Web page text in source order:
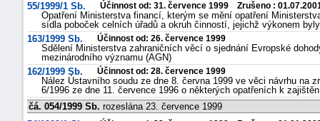
55/1999/1 Sb.
Účinnost od: 31. července 1999 Zrušeno :
Opatření Ministerstva financí, kterým se mění opatření
sídla poboček celních úřadů a okruh činností, jejichž výkonem
163/1999 Sb.
Účinnost od: 26. července 1999
Sdělení Ministerstva zahraničních věcí o sjednání Evropské
mezinárodního významu (AGN)
162/1999 Sb.
Účinnost od: 28. července 1999
Nález Ústavního soudu ze dne 8. června 1999 ve věci návrhu na
6/1996 ze dne 11. července 1996 o některých opatřeních k
čá. 054/1999 Sb. rozeslána 23. července 1999